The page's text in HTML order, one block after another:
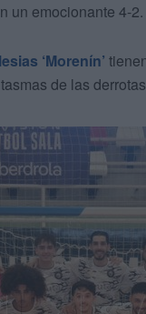
un emocionante 4-2.
‘Morenín’
de las